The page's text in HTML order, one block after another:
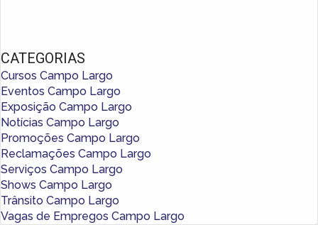
CATEGORIAS
Cursos Campo Largo
Eventos Campo Largo
Exposição Campo Largo
Notícias Campo Largo
Promoções Campo Largo
Reclamações Campo Largo
Serviços Campo Largo
Shows Campo Largo
Trânsito Campo Largo
Vagas de Empregos Campo Largo